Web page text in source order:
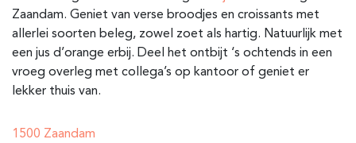
Zaandam. Geniet van verse broodjes en croissants met
allerlei soorten beleg, zowel zoet als hartig. Natuurlijk met
een jus d’orange erbij. Deel het ontbijt ‘s ochtends in een
vroeg overleg met collega’s op kantoor of geniet er
lekker thuis van.
1500 Zaandam